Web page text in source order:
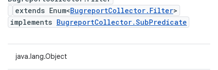
extends Enum<BugreportCollector.Filter>
implements BugreportCollector.SubPredicate
java.lang.Object